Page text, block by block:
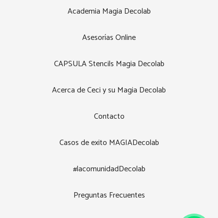
Academia Magia Decolab
Asesorías Online
CAPSULA Stencils Magia Decolab
Acerca de Ceci y su Magia Decolab
Contacto
Casos de exito MAGIADecolab
#lacomunidadDecolab
Preguntas Frecuentes